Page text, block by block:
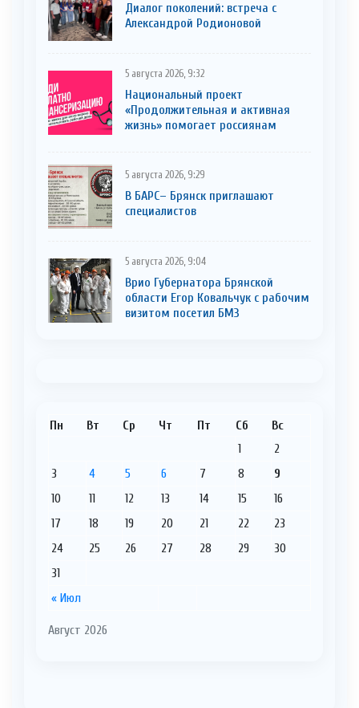
Диалог поколений: встреча с
Александрой Родионовой
5 августа 2026, 9:32
Национальный проект
«Продолжительная и активная
жизнь» помогает россиянам
5 августа 2026, 9:29
В БАРС– Брянcк приглaшают
cпециaлистoв
5 августа 2026, 9:04
Врио Губернатора Брянской
области Егор Ковальчук с рабочим
визитом посетил БМЗ
Август 2026
Пн Вт Ср Чт Пт Сб Вс
« Июл
1
2
3
4 5 6 7 8
9
10
11 12 13 14 15
16
17
18 19 20 21 22
23
24
25 26 27 28 29
30
31